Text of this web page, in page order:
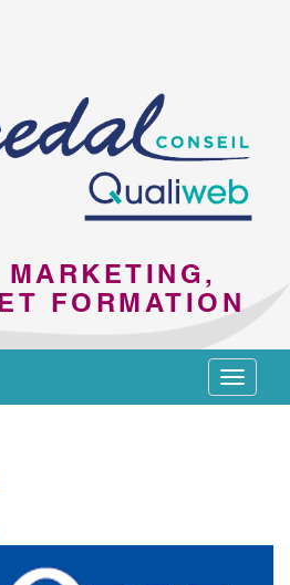
MARKETING,
FORMATION
Toggle